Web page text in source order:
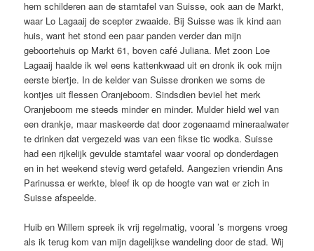
hem schilderen aan de stamtafel van Suisse, ook aan de Markt,
waar Lo Lagaaij de scepter zwaaide. Bij Suisse was ik kind aan
huis, want het stond een paar panden verder dan mijn
geboortehuis op Markt 61, boven café Juliana. Met zoon Loe
Lagaaij haalde ik wel eens kattenkwaad uit en dronk ik ook mijn
eerste biertje. In de kelder van Suisse dronken we soms de
kontjes uit flessen Oranjeboom. Sindsdien beviel het merk
Oranjeboom me steeds minder en minder. Mulder hield wel van
een drankje, maar maskeerde dat door zogenaamd mineraalwater
te drinken dat vergezeld was van een fikse tic wodka. Suisse
had een rijkelijk gevulde stamtafel waar vooral op donderdagen
en in het weekend stevig werd getafeld. Aangezien vriendin Ans
Parinussa er werkte, bleef ik op de hoogte van wat er zich in
Suisse afspeelde.
Huib en Willem spreek ik vrij regelmatig, vooral ’s morgens vroeg
als ik terug kom van mijn dagelijkse wandeling door de stad. Wij